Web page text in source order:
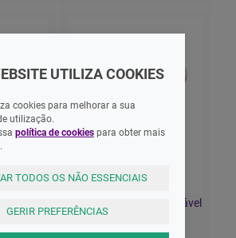
Máscara Facial Reutilizável
Preta BMASK
UTILIZA COOKIES
cookies para melhorar a sua
utilização.
política de cookies para obter mais
TODOS OS NÃO ESSENCIAIS
GERIR PREFERÊNCIAS